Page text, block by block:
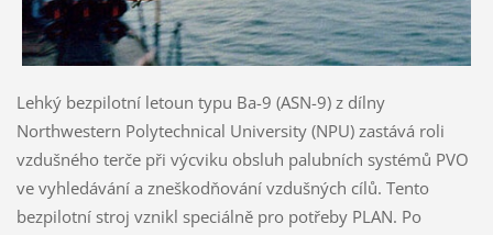
Lehký bezpilotní letoun typu Ba-9 (ASN-9) z dílny
Northwestern Polytechnical University (NPU) zastává roli
vzdušného terče při výcviku obsluh palubních systémů PVO
ve vyhledávání a zneškodňování vzdušných cílů. Tento
bezpilotní stroj vznikl speciálně pro potřeby PLAN. Po